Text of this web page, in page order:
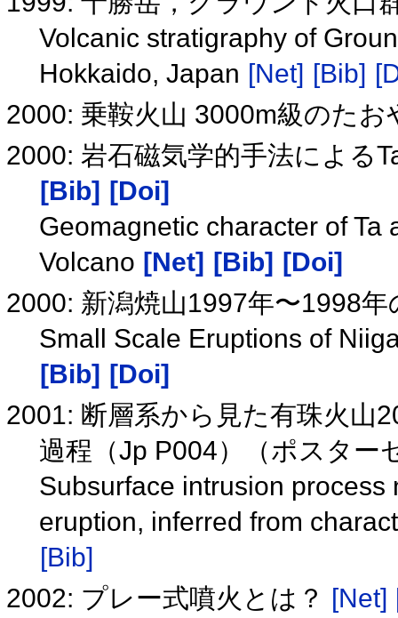
Volcanic stratigraphy of
Hokkaido, Japan [Net] [Bib]
2000: 乗鞍火山 3000m級のた
2000: 岩石磁気学的手法による
[Bib] [Doi]
Geomagnetic character of Ta
Volcano [Net] [Bib] [Doi]
2000: 新潟焼山1997年〜1998
Small Scale Eruptions of
[Bib] [Doi]
2001: 断層系から見た有珠火山
過程（Jp P004）（ポスター
Subsurface intrusion
eruption, inferred from
[Bib]
2002: プレー式噴火とは？
[Net]